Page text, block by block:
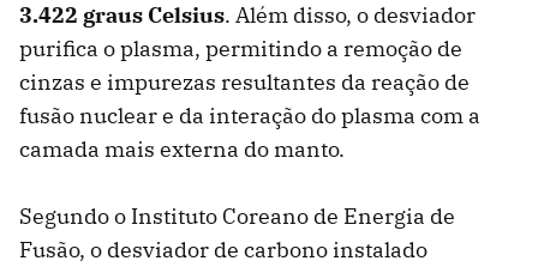
3.422 graus Celsius. Além disso, o desviador
purifica o plasma, permitindo a remoção de
cinzas e impurezas resultantes da reação de
fusão nuclear e da interação do plasma com a
camada mais externa do manto.
Segundo o Instituto Coreano de Energia de
Fusão, o desviador de carbono instalado